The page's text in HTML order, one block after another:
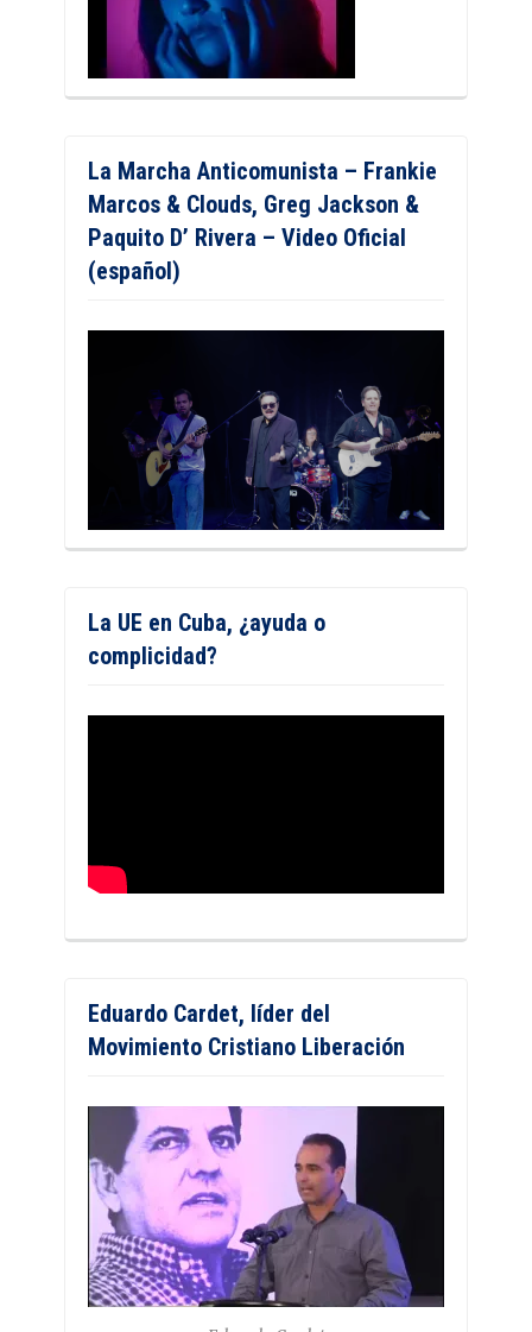
La Marcha Anticomunista – Frankie
Marcos & Clouds, Greg Jackson &
Paquito D’ Rivera – Video Oficial
(español)
La UE en Cuba, ¿ayuda o
complicidad?
Eduardo Cardet, líder del
Movimiento Cristiano Liberación